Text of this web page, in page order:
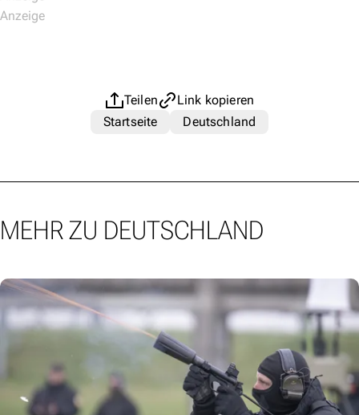
Teilen
Link kopieren
Startseite
Deutschland
MEHR ZU DEUTSCHLAND